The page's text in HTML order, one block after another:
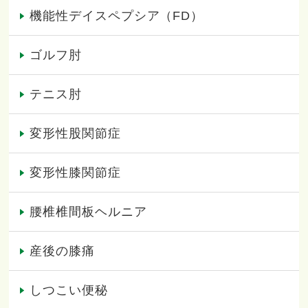
機能性デイスペプシア（FD）
ゴルフ肘
テニス肘
変形性股関節症
変形性膝関節症
腰椎椎間板ヘルニア
産後の膝痛
しつこい便秘